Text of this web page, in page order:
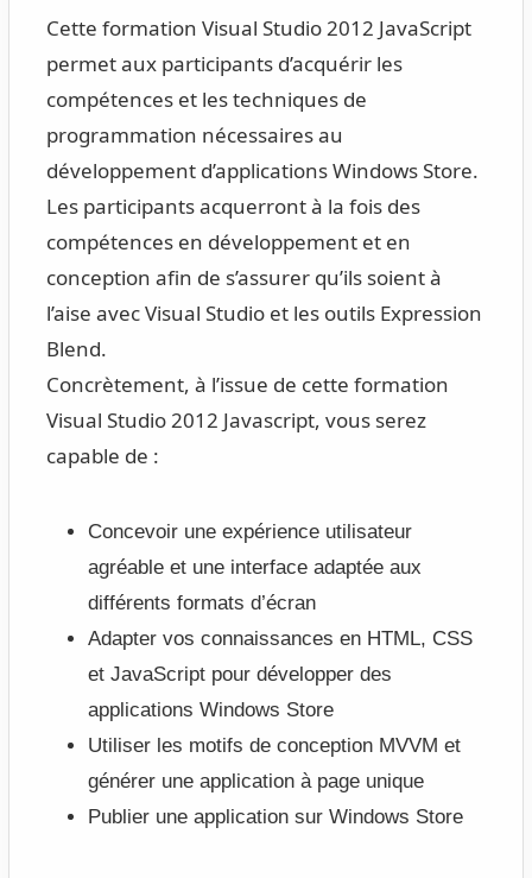
Cette formation Visual Studio 2012 JavaScript
permet aux participants d’acquérir les
compétences et les techniques de
programmation nécessaires au
développement d’applications Windows Store.
Les participants acquerront à la fois des
compétences en développement et en
conception afin de s’assurer qu’ils soient à
l’aise avec Visual Studio et les outils Expression
Blend.
Concrètement, à l’issue de cette formation
Visual Studio 2012 Javascript, vous serez
capable de :
Concevoir une expérience utilisateur
agréable et une interface adaptée aux
différents formats d’écran
Adapter vos connaissances en HTML, CSS
et JavaScript pour développer des
applications Windows Store
Utiliser les motifs de conception MVVM et
générer une application à page unique
Publier une application sur Windows Store